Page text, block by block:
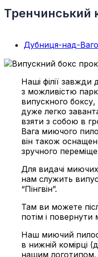
Тренчинський
Дубниця-над-
Наші філії
з можливістю
випускного
дуже легко
взяти з собою в
Вага миючого
він також
зручного
Для видачі миючих
нам служить
“Пінгвін”.
Там ви можете
потім і
Наш миючий
в нижній комірці
нашим логотипом,